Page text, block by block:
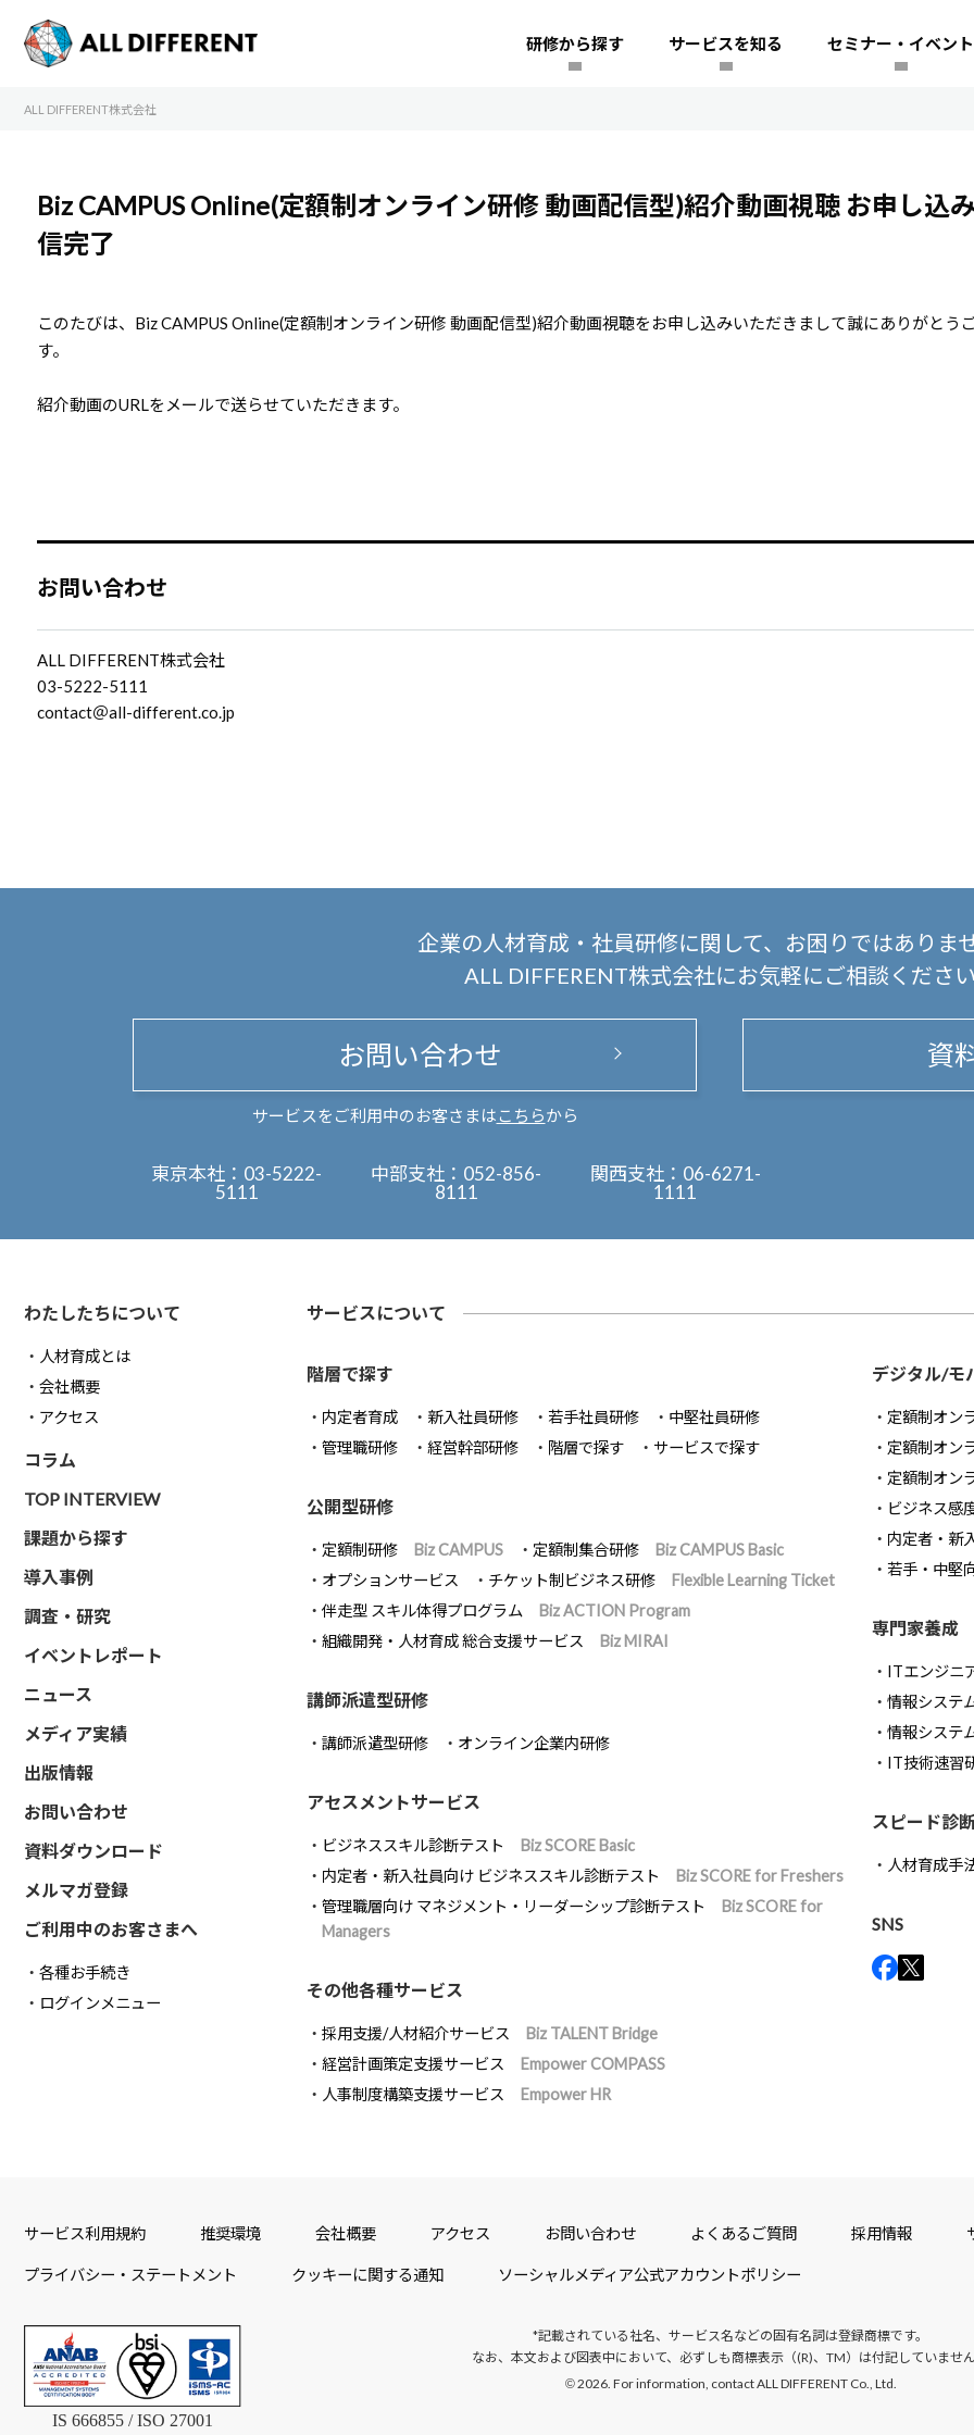
研修から探す サービスを知る セミナー・イベント
ALL DIFFERENT株式会社
Biz CAMPUS Online(定額制オンライン研修 動画配信型)紹介動画視聴 お申し
信完了
このたびは、Biz CAMPUS Online(定額制オンライン研修 動画配信型)紹介動画視聴をお申し込みいただきまして誠にありがとう
す。
紹介動画のURLをメールで送らせていただきます。
お問い合わせ
ALL DIFFERENT株式会社
03-5222-5111
contact＠all-different.co.jp
企業の人材育成・社員研修に関して、
お困りではありま
ALL DIFFERENT株式会社にお気軽にご相談くださ
お問い合わせ
サービスをご利用中のお客さまは こちらから
資
東京本社： 03-5222-
5111
中部支社： 052-856-
8111
関西支社： 06-6271-
1111
わたしたちについて
人材育成とは
会社概要
アクセス
コラム
TOP INTERVIEW
課題から探す
導入事例
調査・研究
イベントレポート
ニュース
メディア実績
出版情報
お問い合わせ
資料ダウンロード
メルマガ登録
ご利用中のお客さまへ
各種お手続き
ログインメニュー
サービスについて
階層で探す
内定者育成 新入社員研修 若手社員研修
中堅社員研修
管理職研修
経営幹部研修 階層で探す サービスで探す
公開型研修
定額制研修 Biz CAMPUS 定額制集合研修
Biz CAMPUS Basic
オプションサービス
チケット制ビジネス研修
Flexible Learning Ticket
伴走型 スキル体得プログラム
Biz ACTION Program
組織開発・人材育成 総合支援サービス
Biz MIRAI
講師派遣型研修
講師派遣型研修 オンライン企業内研修
アセスメントサービス
ビジネススキル診断テスト
Biz SCORE Basic
内定者・新入社員向け ビジネススキル診断テスト
Biz SCORE for Freshers
管理職層向け マネジメント・リーダーシップ診断テスト
Biz SCORE for
Managers
その他各種サービス
採用支援/人材紹介サービス
Biz TALENT Bridge
経営計画策定支援サービス
Empower COMPASS
人事制度構築支援サービス
Empower HR
デジタル/モ
定額制オン
定額制オン
定額制オン
ビジネス感
内定者・新
若手・中堅
専門家養成
ITエンジニ
情報システ
情報システ
IT技術速習
スピード診
人材育成手
SNS
サービス利用規約 推奨環境 会社概要 アクセス お問い合わせ よくあるご質問 採用情報
プライバシー・ステートメント クッキーに関する通知 ソーシャルメディア公式アカウントポリシー
IS 666855 / ISO 27001
*記載されている社名、サービス名などの固有名詞は登録商標です。
なお、本文および図表中において、 必ずしも商標表示（(R)、TM）は付記していませ
©2026. For information, contact ALL DIFFERENT Co., Ltd.